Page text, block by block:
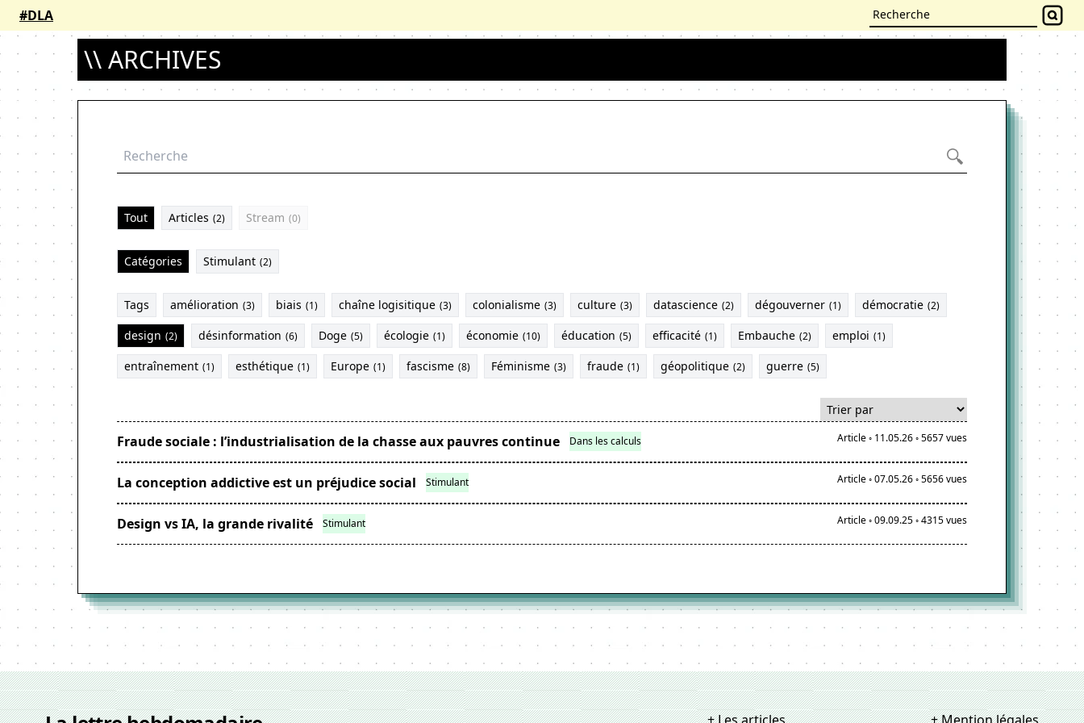
#DLA
\\ ARCHIVES
Tout Articles (2) Stream (0)
Catégories Stimulant (2)
Tags amélioration (3) biais (1) chaîne logisitique (3) colonialisme (3) culture (3) datascience (2) dégouverner (1) démocratie (2)
design (2) désinformation (6) Doge (5) écologie (1) économie (10) éducation (5) efficacité (1) Embauche (2) emploi (1)
entraînement (1) esthétique (1) Europe (1) fascisme (8) Féminisme (3) fraude (1) géopolitique (2) guerre (5)
Fraude sociale : l’industrialisation de la chasse aux pauvres continue Dans les calculs Article ◦ 11.05.26 ◦5657 vues
La conception addictive est un préjudice social Stimulant Article ◦07.05.26 ◦5656 vues
Design vs IA, la grande rivalité Stimulant Article ◦09.09.25 ◦4315 vues